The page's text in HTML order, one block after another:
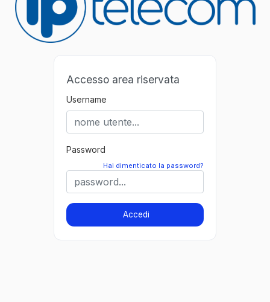
Accesso area riservata
Username
Password
Hai dimenticato la password?
Accedi